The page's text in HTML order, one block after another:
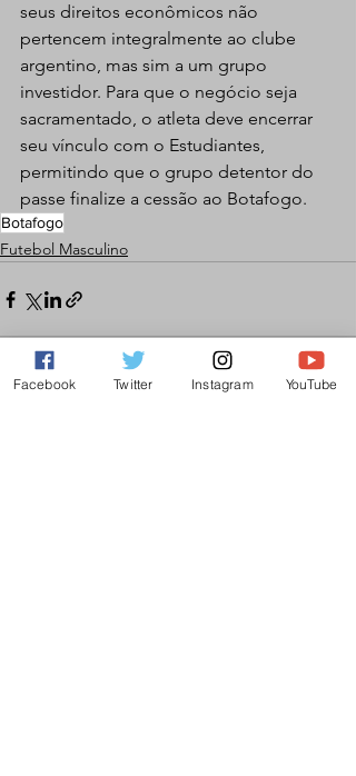
seus direitos econômicos não
pertencem integralmente ao clube
argentino, mas sim a um grupo
investidor. Para que o negócio seja
sacramentado, o atleta deve encerrar
seu vínculo com o Estudiantes,
permitindo que o grupo detentor do
passe finalize a cessão ao Botafogo.
Botafogo
Futebol Masculino
Facebook Twitter Instagram YouTube